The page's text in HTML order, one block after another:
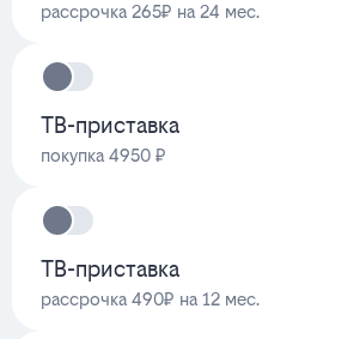
рассрочка 265₽ на 24 мес.
ТВ-приставка
покупка 4950 ₽
ТВ-приставка
рассрочка 490₽ на 12 мес.